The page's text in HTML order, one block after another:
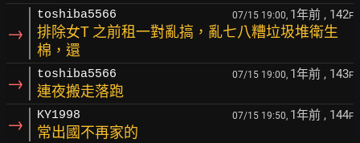
→
toshiba5566 07/15 19:00, 1年前 , 142F
排除女T 之前租一對亂搞，亂七八糟垃圾堆衛生
棉，還
→ toshiba5566 07/15 19:00, 1年前 , 143F
連夜搬走落跑
→ KY1998 07/15 19:50, 1年前 , 144F
常出國不再家的